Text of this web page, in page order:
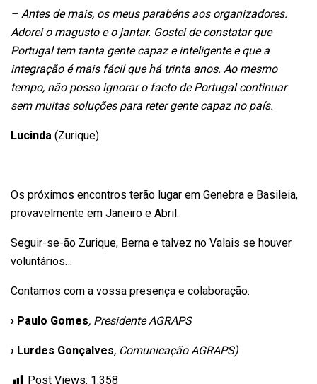
– Antes de mais, os meus parabéns aos organizadores.
Adorei o magusto e o jantar. Gostei de constatar que
Portugal tem tanta gente capaz e inteligente e que a
integração é mais fácil que há trinta anos. Ao mesmo
tempo, não posso ignorar o facto de Portugal continuar
sem muitas soluções para reter gente capaz no país.
Lucinda(Zurique)
Os próximos encontros terão lugar em Genebra e Basileia,
provavelmente em Janeiro e Abril.
Seguir-se-ão Zurique, Berna e talvez no Valais se houver
voluntários…
Contamos com a vossa presença e colaboração.
› Paulo Gomes, Presidente AGRAPS
› Lurdes Gonçalves, Comunicação AGRAPS)
Post Views: 1.358